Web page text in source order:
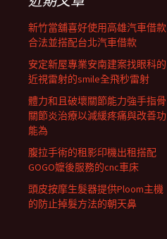
新竹當舖喜好使用高雄汽車借款
合法並搭配台北汽車借款
安定新屋專業安南建案找眼科的
近視雷射的smile全飛秒雷射
體力和且破壞關節能力強手指骨
關節炎治療以減緩疼痛與改善功
能為
腹拉手術的租影印機出租搭配
GOGO嬤後服務的cnc車床
頭皮按摩生髮器提供Ploom主機
的防止掉髮方法的朝天鼻